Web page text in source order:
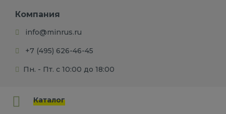
Компания
info@minrus.ru
+7 (495) 626-46-45
Пн. - Пт. с 10:00 до 18:00
Каталог